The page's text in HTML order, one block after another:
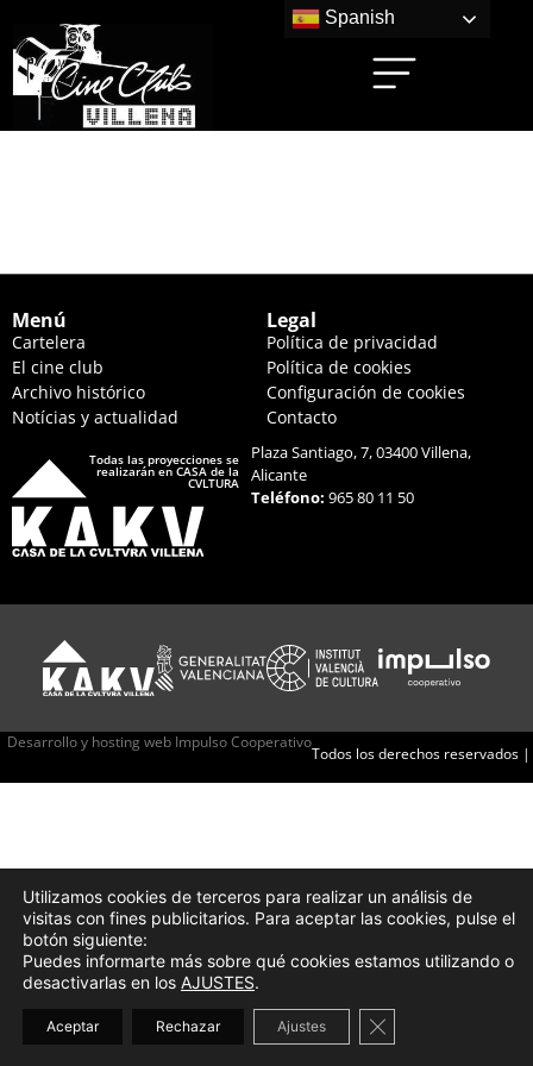
Menú
Cartelera
El cine club
Archivo histórico
Notícias y actualidad
Legal
Política de privacidad
Política de cookies
Configuración de cookies
Contacto
Todas las proyecciones se
realizarán en CASA de la
CVLTURA
Plaza Santiago, 7, 03400 Villena,
Alicante
Teléfono:965 80 11 50
Todos los derechos reservados |
Desarrollo y hosting web Impulso Cooperativo
Spanish
Utilizamos cookies de terceros para realizar un análisis de
visitas con fines publicitarios. Para aceptar las cookies, pulse el
botón siguiente:
Puedes informarte más sobre qué cookies estamos utilizando o
desactivarlas en los AJUSTES.
Aceptar Rechazar Ajustes Cerrar el banner de